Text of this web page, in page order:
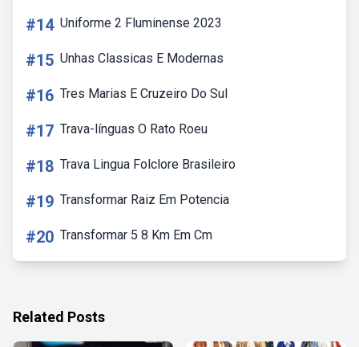
#14 Uniforme 2 Fluminense 2023
#15 Unhas Classicas E Modernas
#16 Tres Marias E Cruzeiro Do Sul
#17 Trava-línguas O Rato Roeu
#18 Trava Lingua Folclore Brasileiro
#19 Transformar Raiz Em Potencia
#20 Transformar 5 8 Km Em Cm
Related Posts